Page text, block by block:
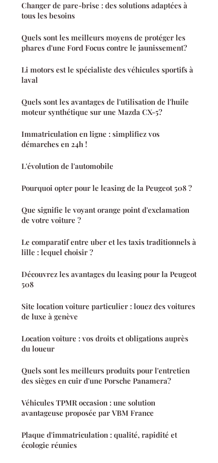
Changer de pare-brise : des solutions adaptées à
tous les besoins
Quels sont les meilleurs moyens de protéger les
phares d'une Ford Focus contre le jaunissement?
Li motors est le spécialiste des véhicules sportifs à
laval
Quels sont les avantages de l'utilisation de l'huile
moteur synthétique sur une Mazda CX-5?
Immatriculation en ligne : simplifiez vos
démarches en 24h !
L'évolution de l'automobile
Pourquoi opter pour le leasing de la Peugeot 508 ?
Que signifie le voyant orange point d'exclamation
de votre voiture ?
Le comparatif entre uber et les taxis traditionnels à
lille : lequel choisir ?
Découvrez les avantages du leasing pour la Peugeot
508
Site location voiture particulier : louez des voitures
de luxe à genève
Location voiture : vos droits et obligations auprès
du loueur
Quels sont les meilleurs produits pour l'entretien
des sièges en cuir d'une Porsche Panamera?
Véhicules TPMR occasion : une solution
avantageuse proposée par VBM France
Plaque d'immatriculation : qualité, rapidité et
écologie réunies